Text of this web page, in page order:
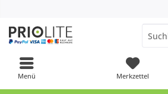
Menü Merkzettel